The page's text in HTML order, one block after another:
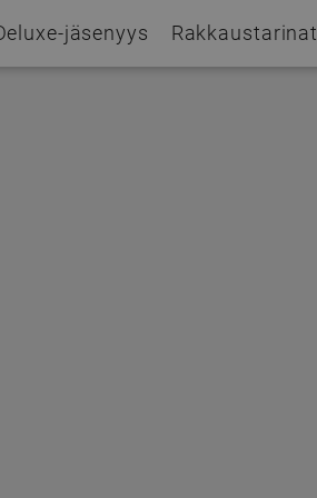
jäsenyys Rakkaustarinat